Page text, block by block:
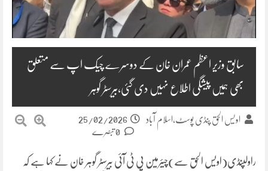
سابق وزیر اعظم عمران خان کے دوسرے چیک اپ سے متعلق
بھی ہمیں پیشگی اطلاع نہیں دی گئی،بیرسٹر گوہر
اویس الحق پنڈی پوسٹ،اسلام آباد
25/02/2026
راولپنڈی(اویس الحق سے)چیئرمین پی ٹی آئی بیرسٹر گوہر خان نے کہا ہے کہ